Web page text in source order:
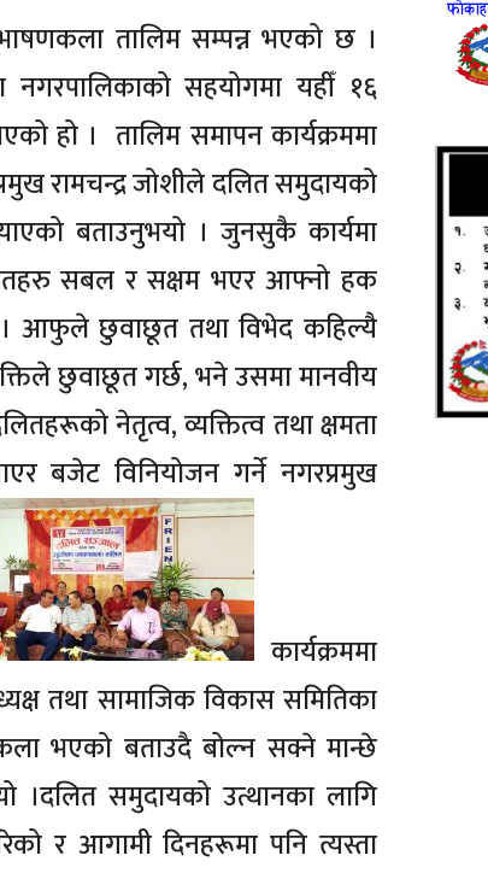
तालिम सम्पन्न भएको छ ।
सहयोगमा यहीँ १६
हो । तालिम समापन कार्यक्रममा
रामचन्द्र जोशीले दलित समुदायको
बताउनुभयो । जुनसुकै कार्यमा
सबल र सक्षम भएर आफ्नो हक
। आफुले छुवाछूत तथा विभेद कहिल्यै
छुवाछूत गर्छ, भने उसमा मानवीय
नेतृत्व, व्यक्तित्व तथा क्षमता
बजेट विनियोजन गर्ने नगरप्रमुख
कार्यक्रममा
तथा सामाजिक विकास समितिका
भएको बताउदै बोल्न सक्ने मान्छे
समुदायको उत्थानका लागि
र आगामी दिनहरूमा पनि त्यस्ता